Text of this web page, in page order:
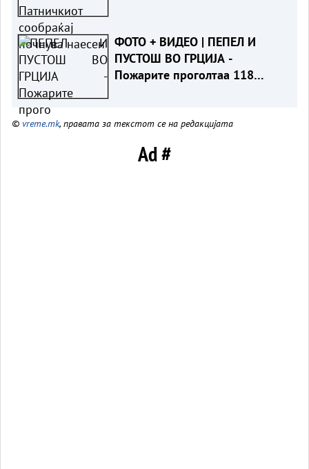
ФОТО + ВИДЕО | ПЕПЕЛ И
ПУСТОШ ВО ГРЦИЈА -
Пожарите проголтаа 118
© vreme.mk, правата за текстот се на редакцијата
Ad #